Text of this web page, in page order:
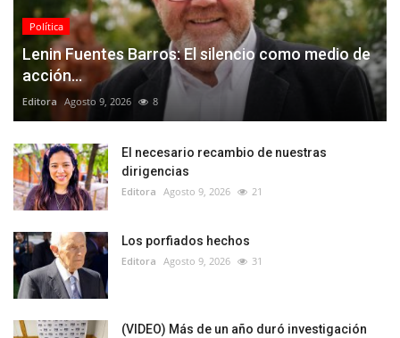
Política
Lenin Fuentes Barros: El silencio como medio de
acción...
Editora Agosto 9, 2026 8
El necesario recambio de nuestras
dirigencias
Editora Agosto 9, 2026 21
Los porfiados hechos
Editora Agosto 9, 2026 31
(VIDEO) Más de un año duró investigación